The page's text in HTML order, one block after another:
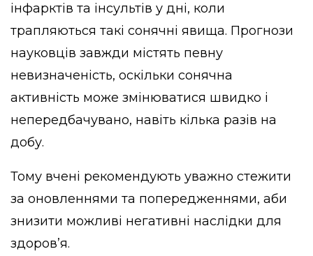
інфарктів та інсультів у дні, коли
трапляються такі сонячні явища. Прогнози
науковців завжди містять певну
невизначеність, оскільки сонячна
активність може змінюватися швидко і
непередбачувано, навіть кілька разів на
добу.
Тому вчені рекомендують уважно стежити
за оновленнями та попередженнями, аби
знизити можливі негативні наслідки для
здоров’я.